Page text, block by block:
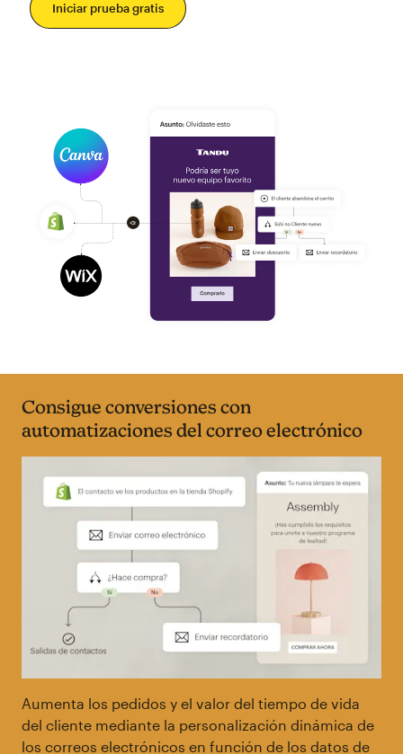
Iniciar prueba gratis
Consigue conversiones con
automatizaciones del correo electrónico
Aumenta los pedidos y el valor del tiempo de vida
del cliente mediante la personalización dinámica de
los correos electrónicos en función de los datos de